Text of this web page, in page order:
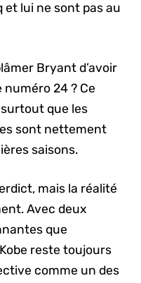
et lui ne sont pas au
Bryant d’avoir
24 ? Ce
que les
sont nettement
saisons.
mais la réalité
Avec deux
que
reste toujours
comme un des